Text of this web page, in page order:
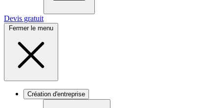
Devis gratuit
Fermer le menu
Création d'entreprise